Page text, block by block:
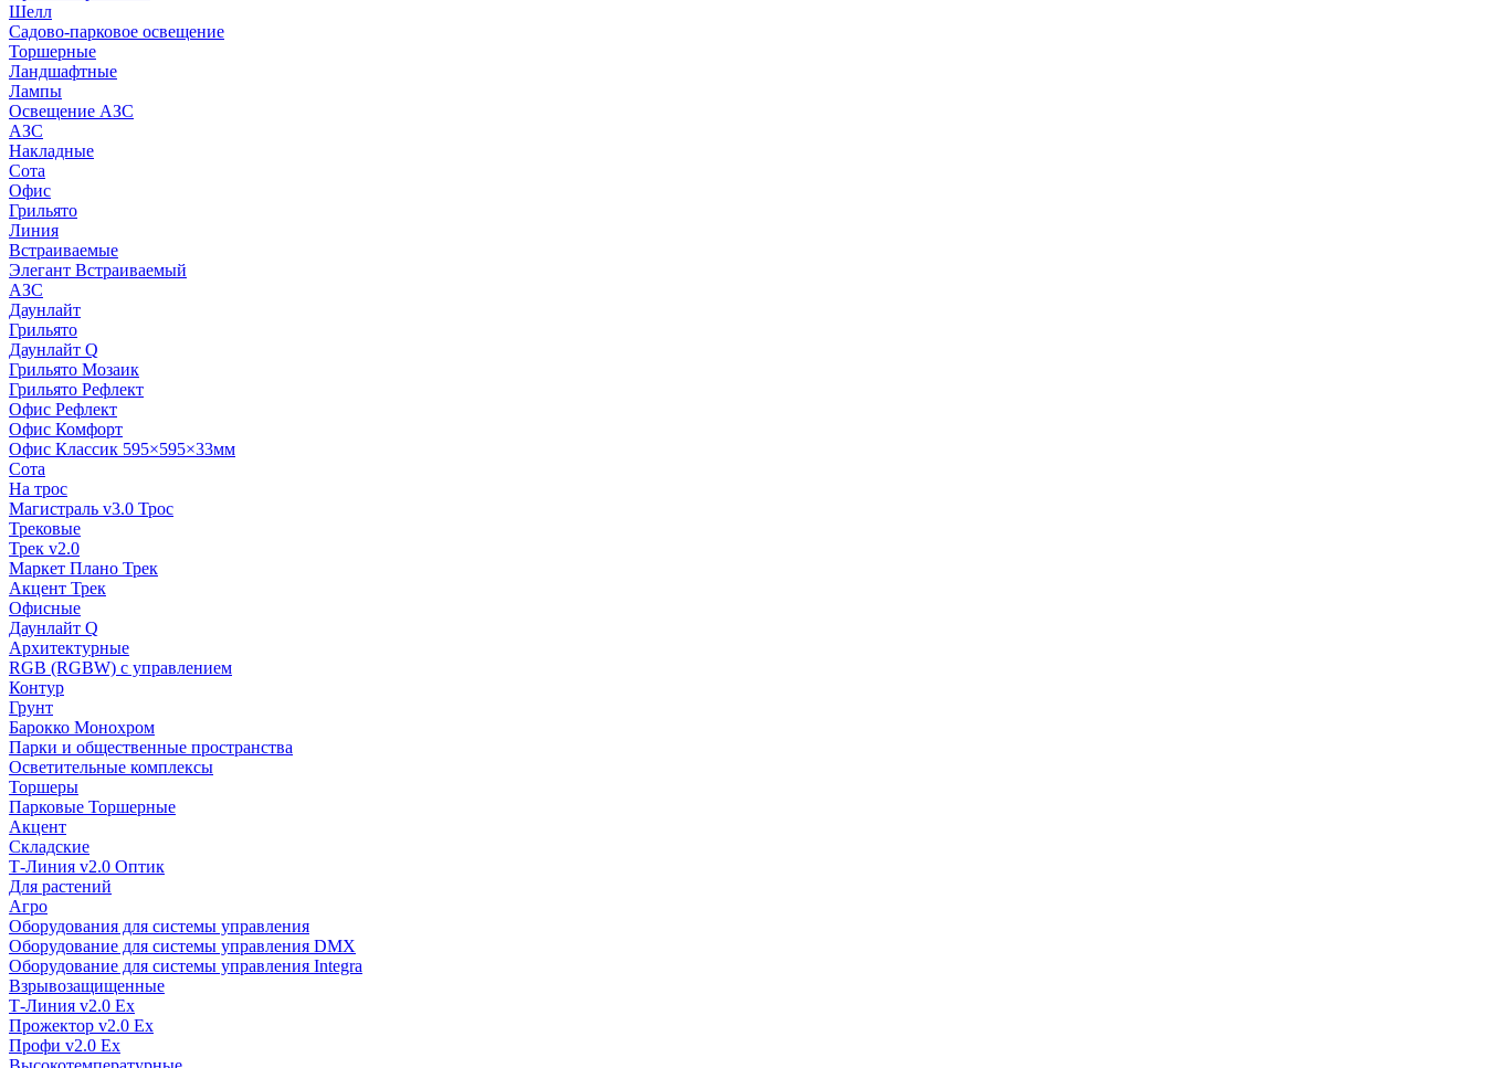
Шелл
Садово-парковое освещение
Торшерные
Ландшафтные
Лампы
Освещение АЗС
АЗС
Накладные
Сота
Офис
Грильято
Линия
Встраиваемые
Элегант Встраиваемый
АЗС
Даунлайт
Грильято
Даунлайт Q
Грильято Мозаик
Грильято Рефлект
Офис Рефлект
Офис Комфорт
Офис Классик 595×595×33мм
Сота
На трос
Магистраль v3.0 Трос
Трековые
Трек v2.0
Маркет Плано Трек
Акцент Трек
Офисные
Даунлайт Q
Архитектурные
RGB (RGBW) с управлением
Контур
Грунт
Барокко Монохром
Парки и общественные пространства
Осветительные комплексы
Торшеры
Парковые Торшерные
Акцент
Складские
Т-Линия v2.0 Оптик
Для растений
Агро
Оборудования для системы управления
Оборудование для системы управления DMX
Оборудование для системы управления Integra
Взрывозащищенные
Т-Линия v2.0 Ex
Прожектор v2.0 Ex
Профи v2.0 Ex